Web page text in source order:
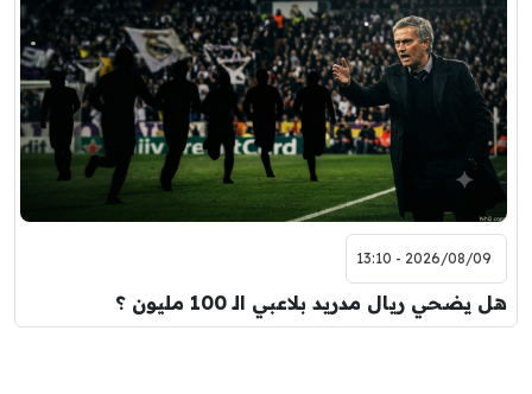
2026/08/09 - 13:10
هل يضحي ريال مدريد بلاعبي الـ 100 مليون ؟